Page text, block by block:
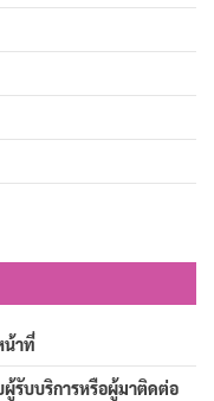
น้าที่
รับบริการหรือผู้มาติดต่อ